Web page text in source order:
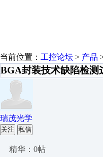
当前位置： 工控论坛 > 产品
BGA封装技术缺陷检测
瑞茂光学
关注 私信
精华：0帖